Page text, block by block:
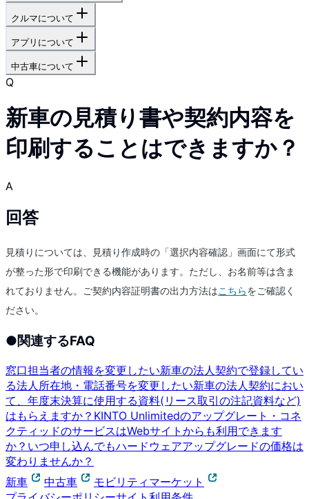
クルマについて
アプリについて
中古車について
Q
新車の見積り書や契約内容を
印刷することはできますか？
A
回答
見積りについては、見積り作成時の「選択内容確認」画面にて形式
が整った形で印刷できる機能があります。ただし、お名前等は含ま
れておりません。ご契約内容証明書の出力方法はこちらをご確認く
ださい。
●関連するFAQ
窓口担当者の情報を変更したい新車の法人契約で登録してい
る法人所在地・電話番号を変更したい新車の法人契約におい
て、年度末決算に使用する資料(リース取引の注記資料など)
はもらえますか？ KINTO Unlimitedのアップグレート・コネ
クティッドのサービスはWebサイトからも利用できます
か？ いつ申し込んでもハードウェアアップグレードの価格は
変わりませんか？
新車
中古車
モビリティマーケット